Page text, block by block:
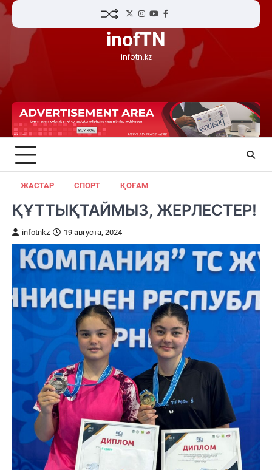
Skip
content
TwitterInstagram
YouTubeFacebook
inofTN
infotn.kz
ЖАСТАР СПОРТ ҚОҒАМ
ҚҰТТЫҚТАЙМЫЗ, ЖЕРЛЕСТЕР!
infotnkz 19 августа, 2024